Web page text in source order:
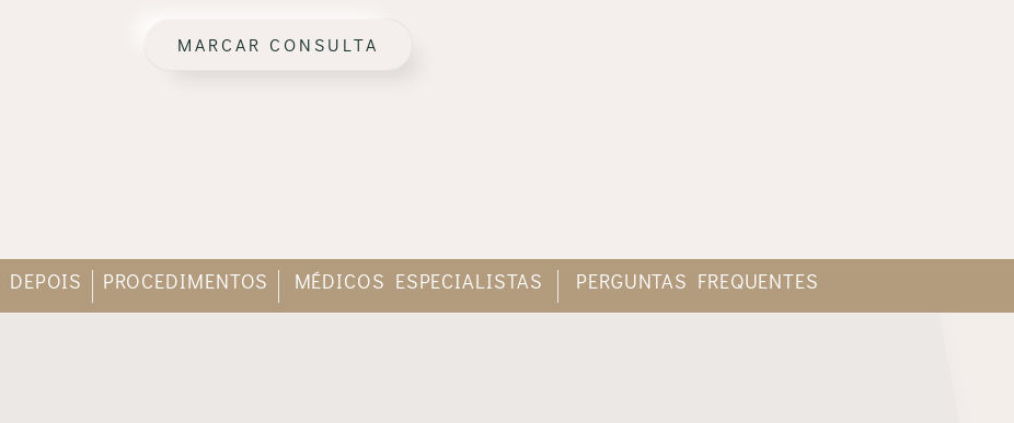
MARCAR CONSULTA
PROCEDIMENTOS MÉDICOS ESPECIALISTAS PERGUNTAS FREQUENTES